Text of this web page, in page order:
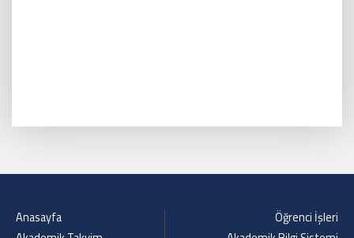
Anasayfa
Öğrenci İşleri